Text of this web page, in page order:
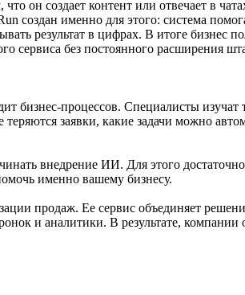
он создает контент или отвечает в
создан именно для этого: система
результат в цифрах. В итоге бизнес
сервиса без постоянного расширения
бизнес-процессов. Специалисты
заявки, какие задачи можно
внедрение ИИ. Для этого достаточно
именно вашему бизнесу.
продаж. Ее сервис объединяет
и аналитики. В результате, компании